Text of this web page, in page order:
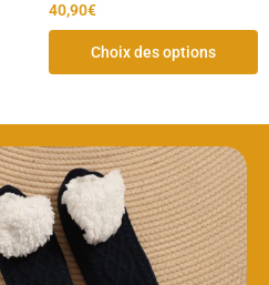
40,90€
Choix des options